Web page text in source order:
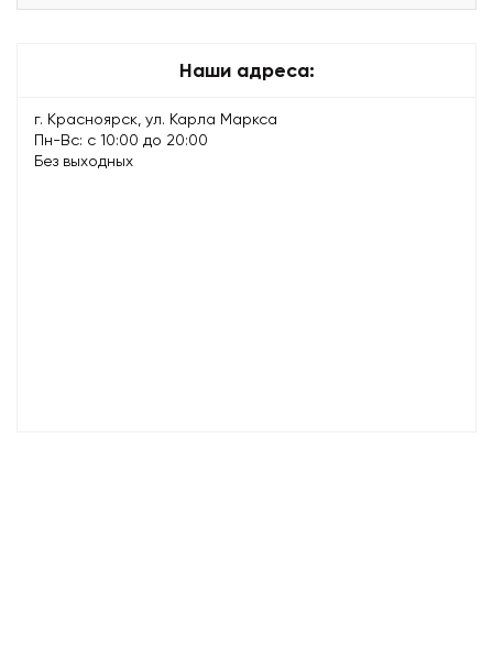
Наши адреса:
г. Красноярск, ул. Карла Маркса
Пн-Вс: с 10:00 до 20:00
Без выходных